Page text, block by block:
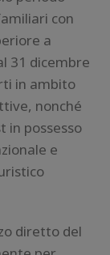
con
a
31 dicembre
in ambito
nonché
in possesso
e
diretto del